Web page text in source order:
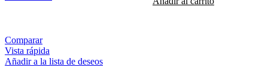
Comparar
Vista rápida
Añadir a la lista de deseos